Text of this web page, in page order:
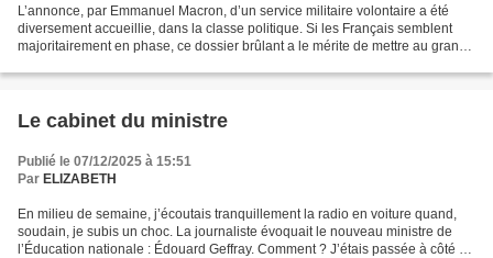
L’annonce, par Emmanuel Macron, d’un service militaire volontaire a été
diversement accueillie, dans la classe politique. Si les Français semblent
majoritairement en phase, ce dossier brûlant a le mérite de mettre au grand
Le cabinet du ministre
Publié le 07/12/2025 à 15:51
Par ELIZABETH
En milieu de semaine, j’écoutais tranquillement la radio en voiture quand,
soudain, je subis un choc. La journaliste évoquait le nouveau ministre de
l’Éducation nationale : Édouard Geffray. Comment ? J’étais passée à côté de